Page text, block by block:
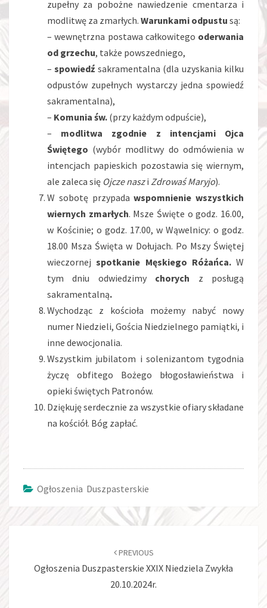
zupełny za pobożne nawiedzenie cmentarza i
modlitwę za zmarłych. Warunkami odpustu są:
– wewnętrzna postawa całkowitego oderwania
od grzechu, także powszedniego,
–spowiedź sakramentalna (dla uzyskania kilku
odpustów zupełnych wystarczy jedna spowiedź
sakramentalna),
– Komunia św. (przy każdym odpuście),
– modlitwa zgodnie z intencjami Ojca
Świętego (wybór modlitwy do odmówienia w
intencjach papieskich pozostawia się wiernym,
ale zaleca się Ojcze naszi Zdrowaś Maryjo).
W sobotę przypadawspomnienie wszystkich
wiernych zmarłych. Msze Święte o godz. 16.00,
w Kościnie; o godz. 17.00, w Wąwelnicy: o godz.
18.00 Msza Święta w Dołujach. Po Mszy Świętej
wieczornejspotkanie Męskiego Różańca. W
tym dniu odwiedzimychorych z posługą
sakramentalną.
Wychodząc z kościoła możemy nabyć nowy
numer Niedzieli, Gościa Niedzielnego pamiątki, i
inne dewocjonalia.
Wszystkim jubilatom i solenizantom tygodnia
życzę obfitego Bożego błogosławieństwa i
opieki świętych Patronów.
Dziękuję serdecznie za wszystkie ofiary składane
na kościół. Bóg zapłać.
Ogłoszenia Duszpasterskie
PREVIOUS
Ogłoszenia Duszpasterskie XXIX Niedziela Zwykła
20.10.2024r.